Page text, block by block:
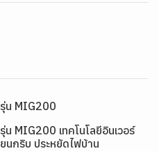
น MIG200
น MIG200 เทคโนโลยีอินเวอร์
นกริบ ประหยัดไฟบ้าน